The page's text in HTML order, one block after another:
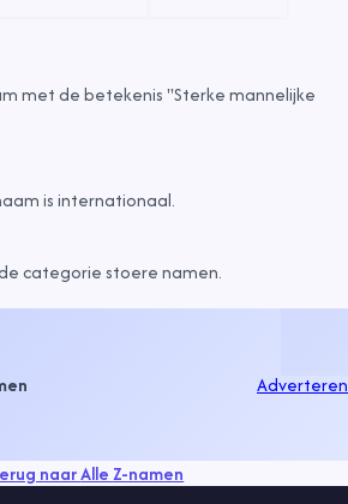
met de betekenis "Sterke mannelijke
isinternationaal.
categoriestoere namen.
Adverteren
naarAlle Z-namen